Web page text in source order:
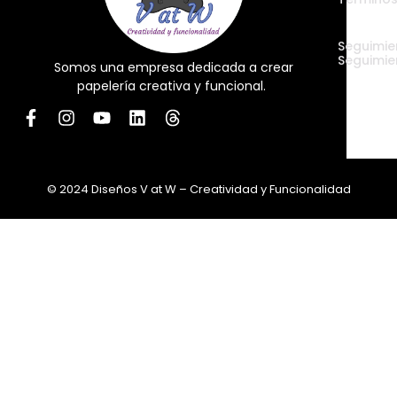
Somos una empresa dedicada a crear
papelería creativa y funcional.
© 2024 Diseños V at W – Creatividad y Funcionalidad